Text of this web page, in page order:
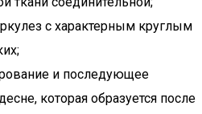
с характерным круглым
и последующее
которая образуется после